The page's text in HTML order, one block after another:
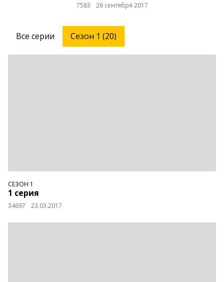
7583 26 сентября 2017
Все серии Сезон 1 (20)
СЕЗОН 1
1 серия
34697 23.03.2017